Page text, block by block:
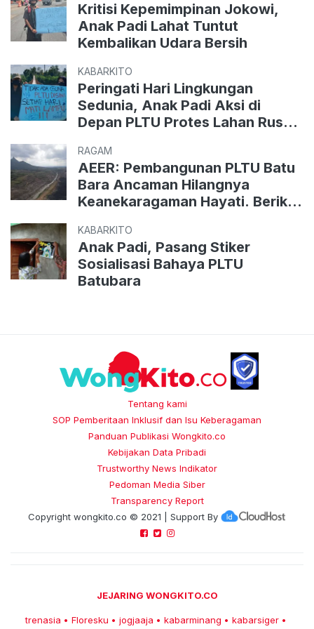
Kritisi Kepemimpinan Jokowi,
Anak Padi Lahat Tuntut
Kembalikan Udara Bersih
KABARKITO
Peringati Hari Lingkungan
Sedunia, Anak Padi Aksi di
Depan PLTU Protes Lahan Rusak
RAGAM
AEER: Pembangunan PLTU Batu
Bara Ancaman Hilangnya
Keanekaragaman Hayati. Berikut
KABARKITO
Anak Padi, Pasang Stiker
Sosialisasi Bahaya PLTU
Batubara
Tentang kami
SOP Pemberitaan Inklusif dan Isu Keberagaman
Panduan Publikasi Wongkito.co
Kebijakan Data Pribadi
Trustworthy News Indikator
Pedoman Media Siber
Transparency Report
Copyright wongkito.co © 2021 | Support By
JEJARING WONGKITO.CO
trenasia • Floresku • jogjaaja • kabarminang • kabarsiger •